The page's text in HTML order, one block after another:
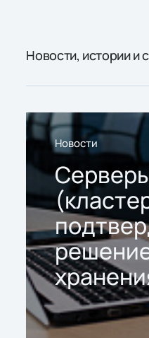
Новости, истории и
Новости